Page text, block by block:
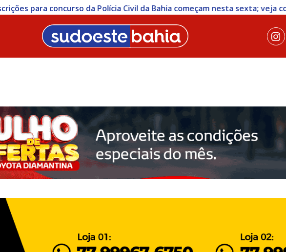
para concurso da Polícia Civil da Bahia começam nesta sexta; veja